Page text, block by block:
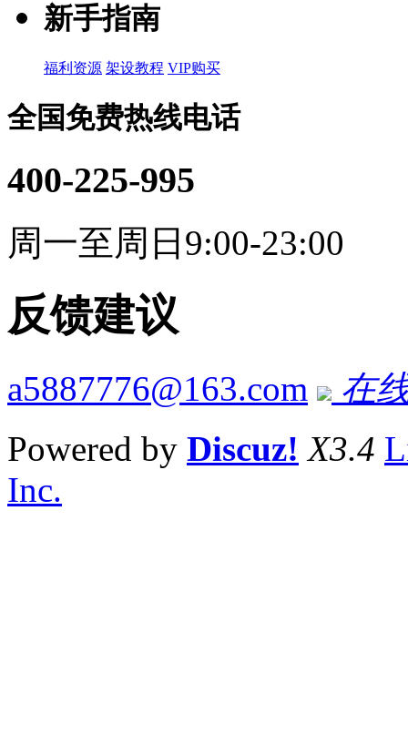
新手指南
福利资源 架设教程 VIP购买
全国免费热线电话
400-225-995
周一至周日9:00-23:00
反馈建议
a5887776@163.com
在
Powered by Discuz! X3.4
Inc.